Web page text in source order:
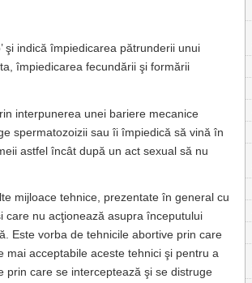
şi indică împiedicarea pătrunderii unui
împiedicarea fecundării şi formării
interpunerea unei bariere mecanice
spermatozoizii sau îi împiedică să vină în
astfel încât după un act sexual să nu
mijloace tehnice, prezentate în general cu
care nu acţionează asupra începutului
Este vorba de tehnicile abortive prin care
acceptabile aceste tehnici şi pentru a
prin care se interceptează şi se distruge